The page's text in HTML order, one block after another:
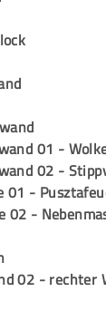
01 -
02 -
01 -
02 -
02 - rechter